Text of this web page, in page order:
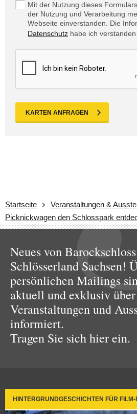
Mit der Nutzung dieses
der Nutzung und Verarbeitung
Webseite einverstanden. Die
Datenschutz habe ich
KARTEN ANFRAGEN
Startseite Veranstaltungen &
Picknickwagen den Schlosspark
Neues von
Schlösserland Sachsen!
persönlichen Mailings
aktuell und exklusiv über
Veranstaltungen und
informiert.
Tragen Sie sich hier ein.
HINTERGRUNDGESCHICHTEN FÜR FILM-